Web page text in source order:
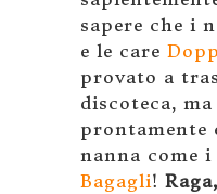
sapere che i
e le care
provato a
discoteca,
prontamente
nanna come
Bagagli!